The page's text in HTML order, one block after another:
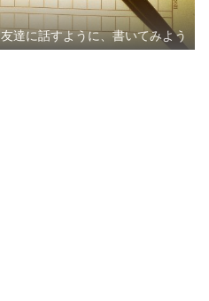
友達に話すように、書いてみよう